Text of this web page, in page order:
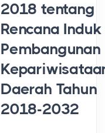
2018 tentang
Rencana Induk
Pembangunan
Daerah Tahun
2018-2032